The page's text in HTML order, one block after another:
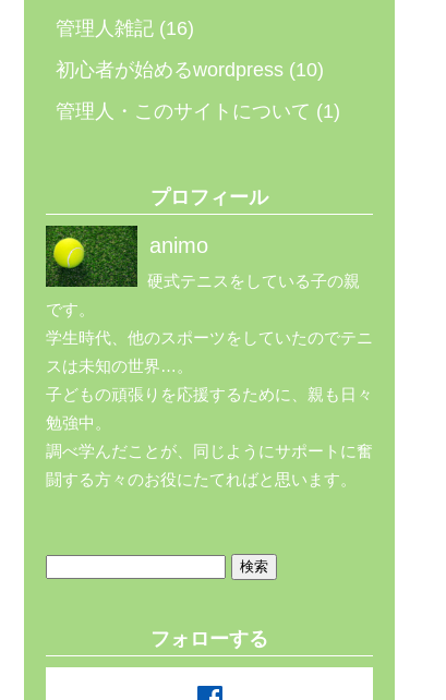
管理人雑記 (16)
初心者が始めるwordpress (10)
管理人・このサイトについて (1)
プロフィール
animo
硬式テニスをしている子の親
です。
学生時代、他のスポーツをしていたのでテニ
スは未知の世界…。
子どもの頑張りを応援するために、親も日々
勉強中。
調べ学んだことが、同じようにサポートに奮
闘する方々のお役にたてればと思います。
フォローする